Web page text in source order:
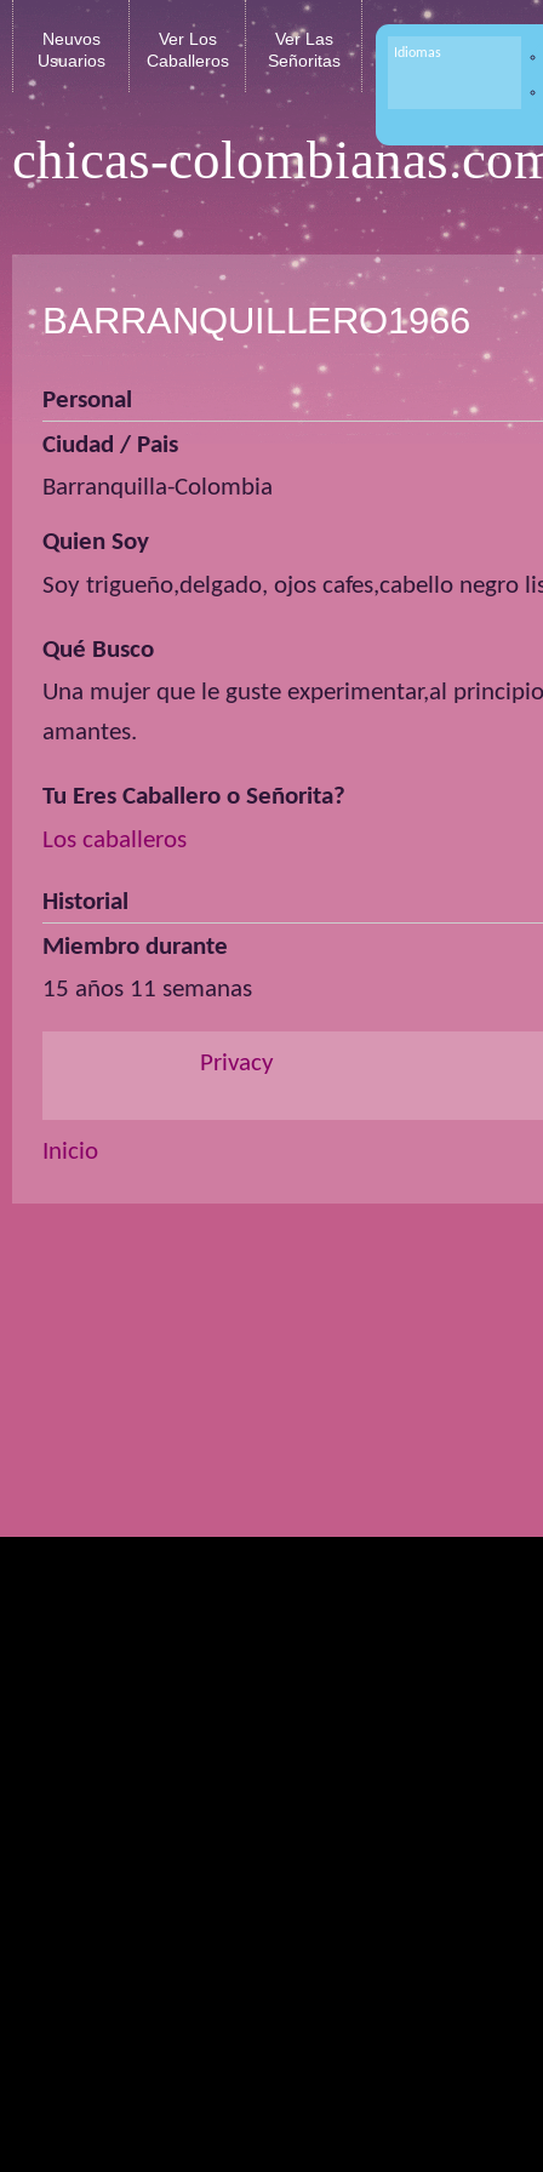
chicas-
Neuvos
Usuarios
Ver Los
Caballeros
Ver Las
Señoritas
Idiomas
BARRANQUILLERO1966
Personal
Ciudad / Pais
Barranquilla-Colombia
Quien Soy
Soy trigueño,delgado, ojos cafes,cabello negro
Qué Busco
Una mujer que le guste experimentar,al
amantes.
Tu Eres Caballero o Señorita?
Los caballeros
Historial
Miembro durante
15 años 11 semanas
Privacy
Inicio